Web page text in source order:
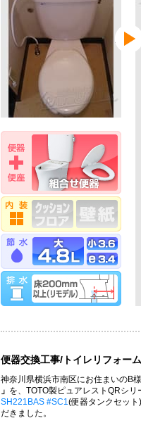
便器交換工事/トイレリフォーム
神奈川県横浜市南区にお住まいのB
」 を、TOTO製ピュアレストQRシ
SH221BAS #SC1(便器タンクセッ
だきました。